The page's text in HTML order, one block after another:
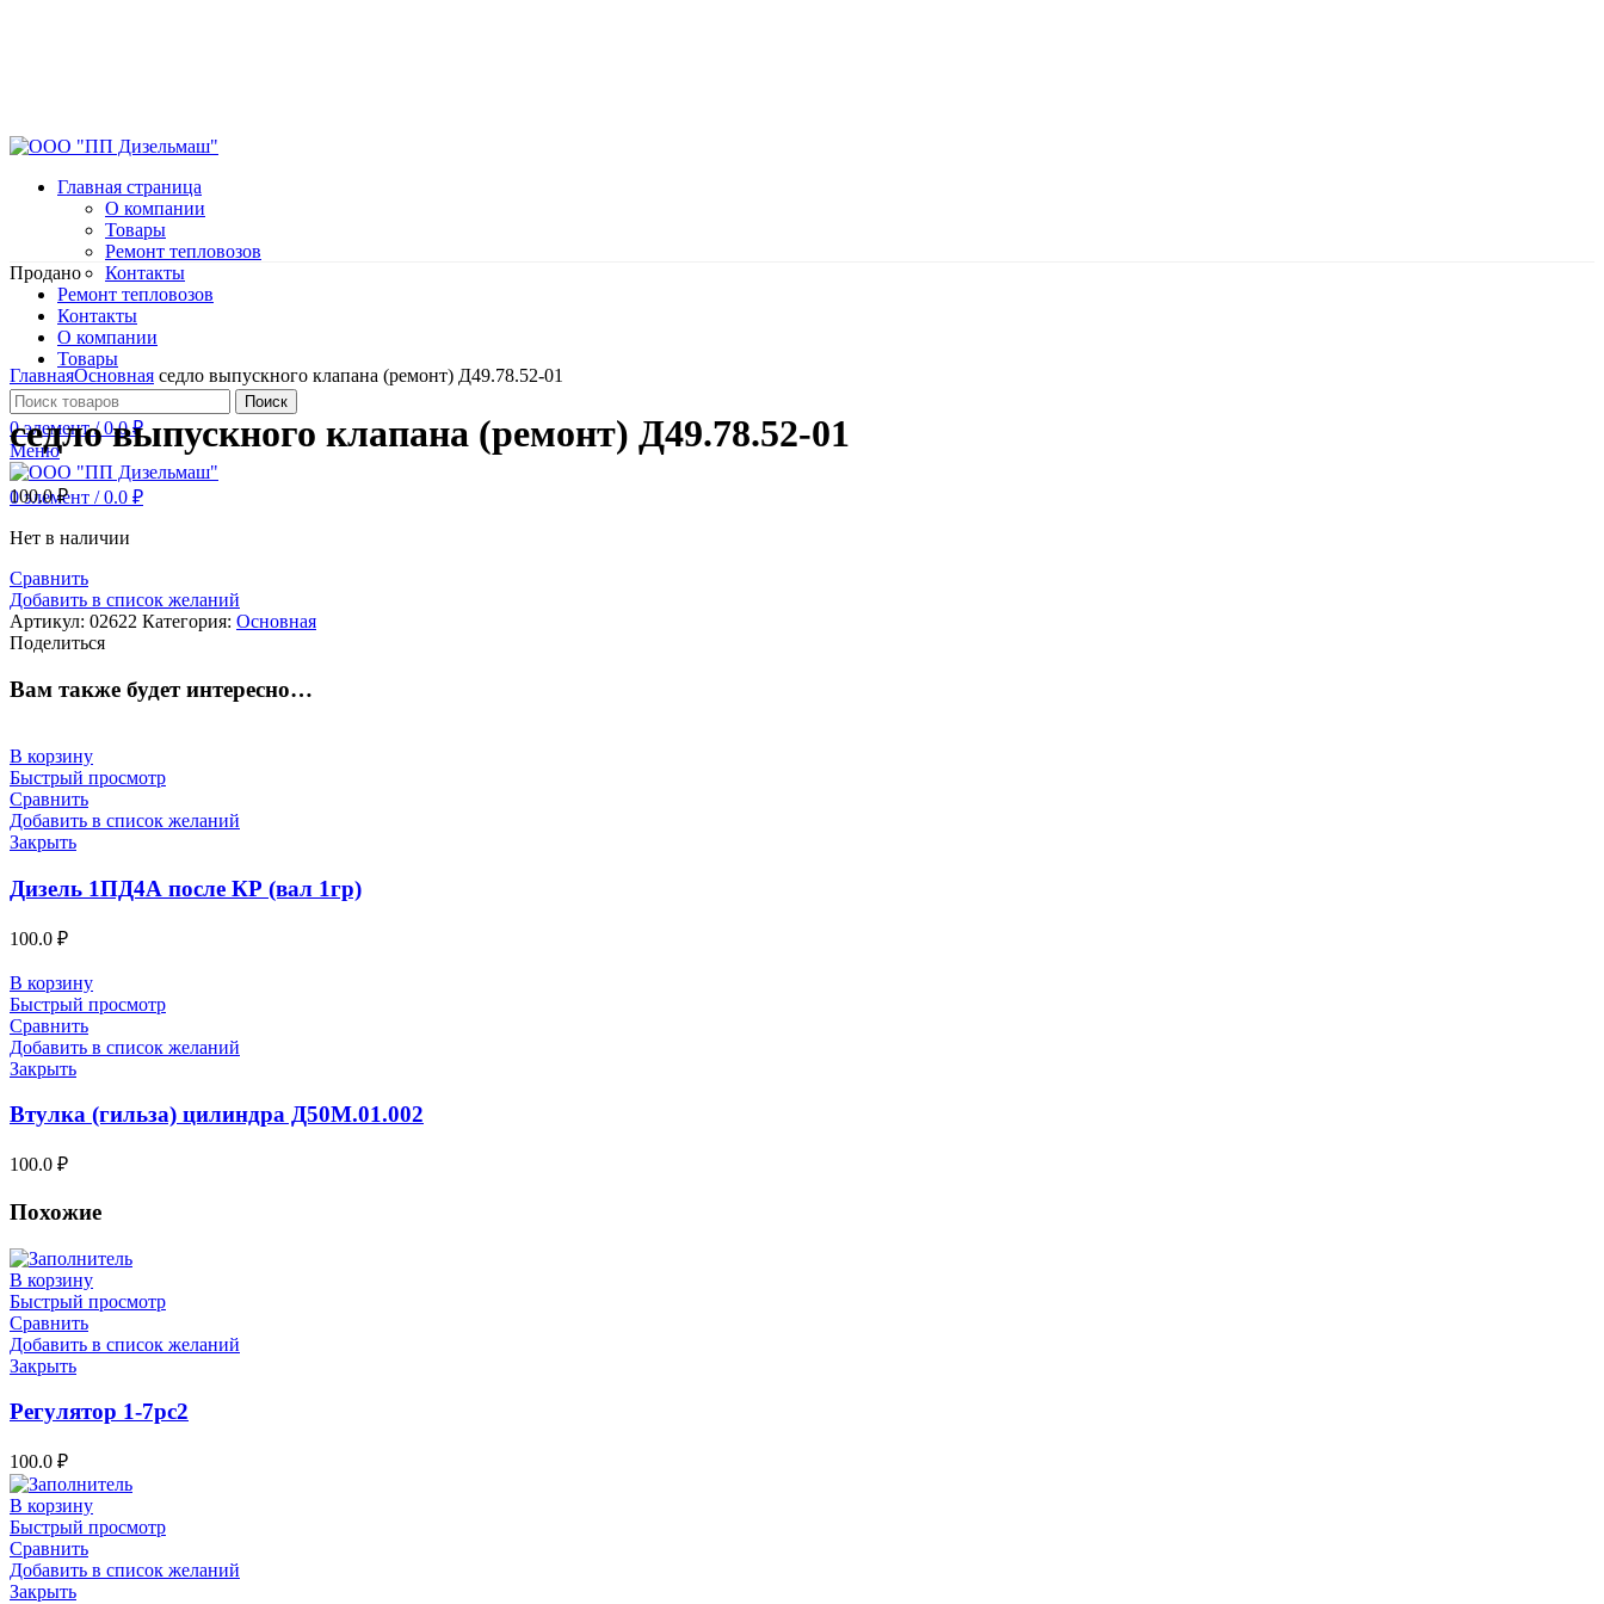
Главная страница
О компании
Товары
Ремонт тепловозов
Контакты
Ремонт тепловозов
Контакты
О компании
Товары
Поиск
0элемент / 0.0₽
Меню
0элемент / 0.0 ₽
Продано
Нажмите, чтобы увеличить
ГлавнаяОсновная седло выпускного клапана (ремонт) Д49.78.52-01
седло выпускного клапана (ремонт) Д49.78.52-01
100.0₽
Нет в наличии
Сравнить
Добавить в список желаний
Артикул: 02622 Категория: Основная
Поделиться
Вам также будет интересно…
В корзину
Быстрый просмотр
Сравнить
Добавить в список желаний
Закрыть
Дизель 1ПД4А после КР (вал 1гр)
100.0 ₽
В корзину
Быстрый просмотр
Сравнить
Добавить в список желаний
Закрыть
Втулка (гильза) цилиндра Д50М.01.002
100.0 ₽
Похожие
В корзину
Быстрый просмотр
Сравнить
Добавить в список желаний
Закрыть
Регулятор 1-7рс2
100.0 ₽
В корзину
Быстрый просмотр
Сравнить
Добавить в список желаний
Закрыть